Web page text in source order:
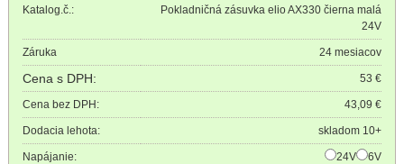
Katalog.č.:
Pokladničná zásuvka elio AX330 čierna malá
24V
Záruka 24 mesiacov
Cena s DPH: 53 €
Cena bez DPH: 43,09 €
Dodacia lehota: skladom 10+
Napájanie: 24V 6V